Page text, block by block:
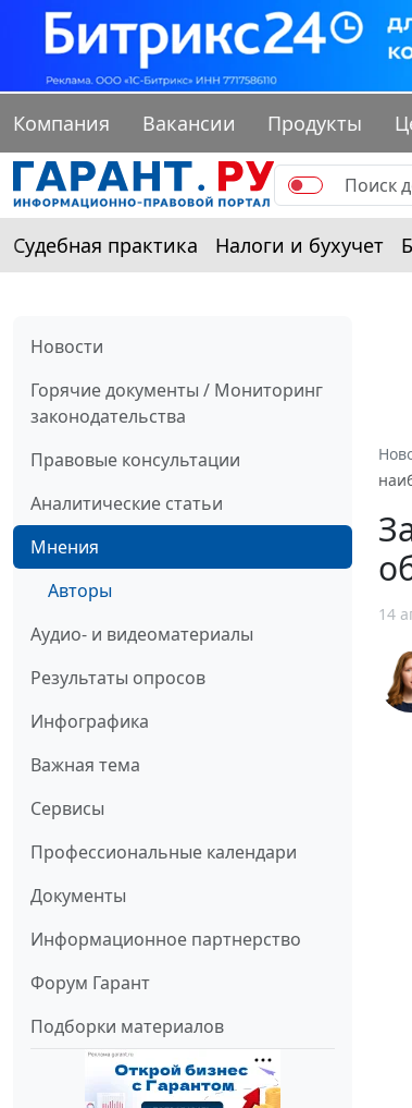
Компания Вакансии Продукты
Судебная практика Налоги и бухучет
Новости
Горячие документы / Мониторинг
законодательства
Правовые консультации
Аналитические статьи
Мнения
Авторы
Аудио- и видеоматериалы
Результаты опросов
Инфографика
Важная тема
Сервисы
Профессиональные календари
Документы
Информационное партнерство
Форум Гарант
Подборки материалов
14